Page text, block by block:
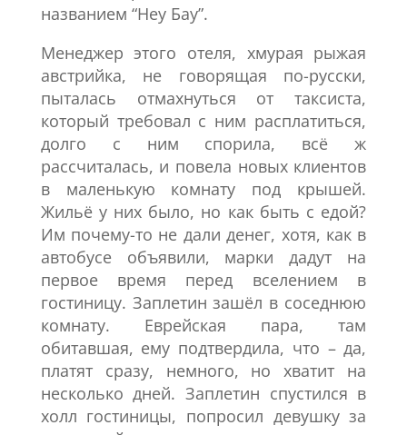
названием “Неу Бау”.
Менеджер этого отеля, хмурая рыжая
австрийка, не говорящая по-русски,
пыталась отмахнуться от таксиста,
который требовал с ним расплатиться,
долго с ним спорила, всё ж
рассчиталась, и повела новых клиентов
в маленькую комнату под крышей.
Жильё у них было, но как быть с едой?
Им почему-то не дали денег, хотя, как в
автобусе объявили, марки дадут на
первое время перед вселением в
гостиницу. Заплетин зашёл в соседнюю
комнату. Еврейская пара, там
обитавшая, ему подтвердила, что – да,
платят сразу, немного, но хватит на
несколько дней. Заплетин спустился в
холл гостиницы, попросил девушку за